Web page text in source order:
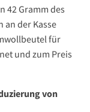
42 Gramm des
an der Kasse
für
und zum Preis
von